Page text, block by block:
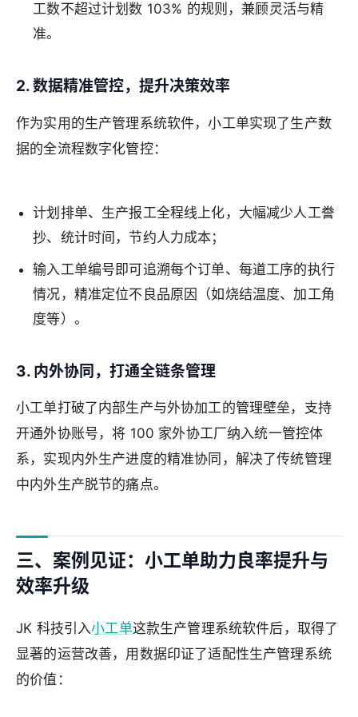
工数不超过计划数 103% 的规则，兼顾灵活与精
准。
2. 数据精准管控，提升决策效率
作为实用的生产管理系统软件，小工单实现了生产数
据的全流程数字化管控：
计划排单、生产报工全程线上化，大幅减少人工誊
抄、统计时间，节约人力成本；
输入工单编号即可追溯每个订单、每道工序的执行
情况，精准定位不良品原因（如烧结温度、加工角
度等）。
3. 内外协同，打通全链条管理
小工单打破了内部生产与外协加工的管理壁垒，支持
开通外协账号，将 100 家外协工厂纳入统一管控体
系，实现内外生产进度的精准协同，解决了传统管理
中内外生产脱节的痛点。
三、案例见证：小工单助力良率提升与
效率升级
JK 科技引入小工单这款生产管理系统软件后，取得了
显著的运营改善，用数据印证了适配性生产管理系统
的价值：